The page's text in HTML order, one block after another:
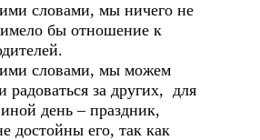
мы ничего не
имело бы отношение к
словами, мы можем
радоваться за других, для
день – праздник,
достойны его, так как